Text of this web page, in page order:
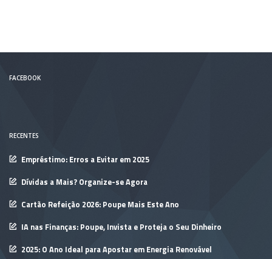
FACEBOOK
RECENTES
Empréstimo: Erros a Evitar em 2025
Dívidas a Mais? Organize-se Agora
Cartão Refeição 2026: Poupe Mais Este Ano
IA nas Finanças: Poupe, Invista e Proteja o Seu Dinheiro
2025: O Ano Ideal para Apostar em Energia Renovável